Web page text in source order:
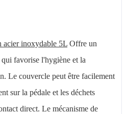
acier inoxydable 5L Offre un
favorise l'hygiène et la
Le couvercle peut être facilement
sur la pédale et les déchets
direct. Le mécanisme de